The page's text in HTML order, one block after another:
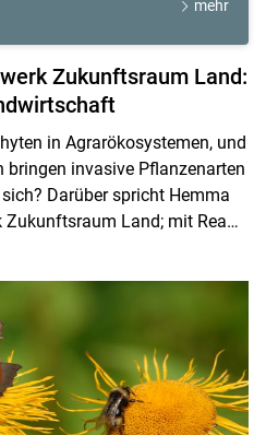
mehr
Zukunftsraum Land:
in Agrarökosystemen, und
bringen invasive Pflanzenarten
Darüber spricht Hemma
Zukunftsraum Land; mit Rea